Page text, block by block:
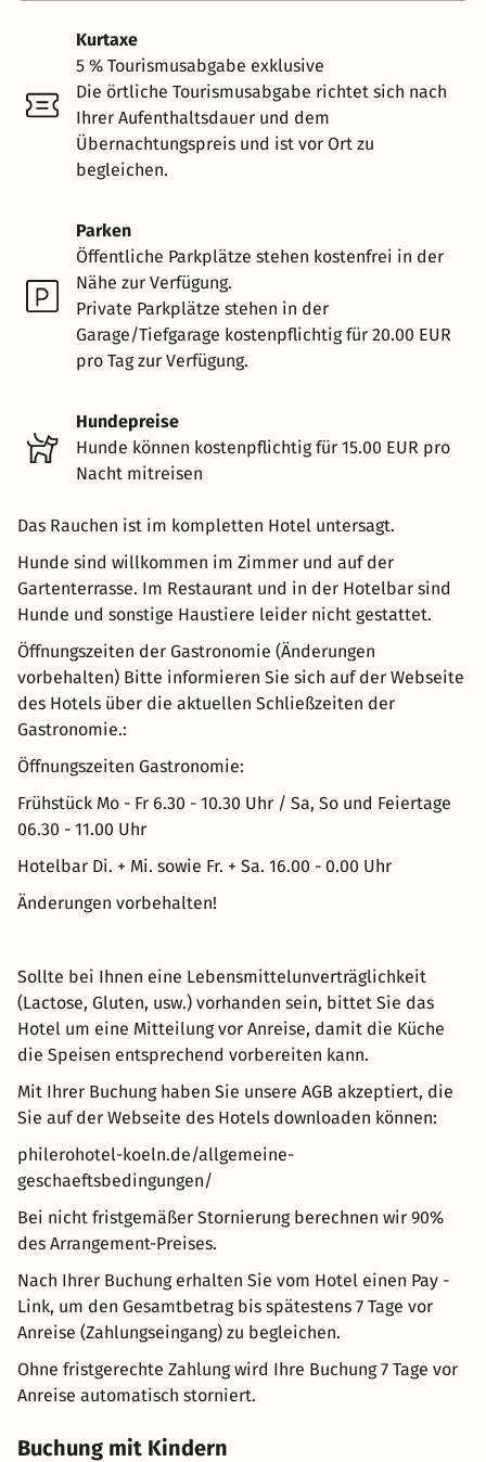
Kurtaxe
5 % Tourismusabgabe exklusive
Die örtliche Tourismusabgabe richtet sich nach
Ihrer Aufenthaltsdauer und dem
Übernachtungspreis und ist vor Ort zu
begleichen.
Parken
Öffentliche Parkplätze stehen kostenfrei in der
Nähe zur Verfügung.
Private Parkplätze stehen in der
Garage/Tiefgarage kostenpflichtig für 20.00 EUR
pro Tag zur Verfügung.
Hundepreise
Hunde können kostenpflichtig für 15.00 EUR pro
Nacht mitreisen
Das Rauchen ist im kompletten Hotel untersagt.
Hunde sind willkommen im Zimmer und auf der
Gartenterrasse. Im Restaurant und in der Hotelbar sind
Hunde und sonstige Haustiere leider nicht gestattet.
Öffnungszeiten der Gastronomie (Änderungen
vorbehalten) Bitte informieren Sie sich auf der Webseite
des Hotels über die aktuellen Schließzeiten der
Gastronomie.:
Öffnungszeiten Gastronomie:
Frühstück Mo - Fr 6.30 - 10.30 Uhr / Sa, So und Feiertage
06.30 - 11.00 Uhr
Hotelbar Di. + Mi. sowie Fr. + Sa. 16.00 - 0.00 Uhr
Änderungen vorbehalten!
Sollte bei Ihnen eine Lebensmittelunverträglichkeit
(Lactose, Gluten, usw.) vorhanden sein, bittet Sie das
Hotel um eine Mitteilung vor Anreise, damit die Küche
die Speisen entsprechend vorbereiten kann.
Mit Ihrer Buchung haben Sie unsere AGB akzeptiert, die
Sie auf der Webseite des Hotels downloaden können:
philerohotel-koeln.de/allgemeine-
geschaeftsbedingungen/
Bei nicht fristgemäßer Stornierung berechnen wir 90%
des Arrangement-Preises.
Nach Ihrer Buchung erhalten Sie vom Hotel einen Pay -
Link, um den Gesamtbetrag bis spätestens 7 Tage vor
Anreise (Zahlungseingang) zu begleichen.
Ohne fristgerechte Zahlung wird Ihre Buchung 7 Tage vor
Anreise automatisch storniert.
Buchung mit Kindern